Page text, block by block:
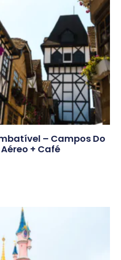
– Campos Do
+ Café